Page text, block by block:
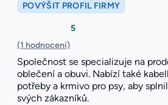
POVÝŠIT PROFIL FIRMY
5
(1 hodnocení)
Společnost se specializuje na
oblečení a obuvi. Nabízí také
potřeby a krmivo pro psy, aby
svých zákazníků.